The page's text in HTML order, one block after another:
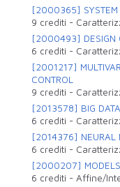
[2000365] SYSTEM
9 crediti -
[2000493] DESIGN
6 crediti -
[2001217]
CONTROL
9 crediti -
[2013578] BIG DATA
6 crediti -
[2014376] NEURAL
6 crediti -
[2000207] MODELS
6 crediti -Affine/